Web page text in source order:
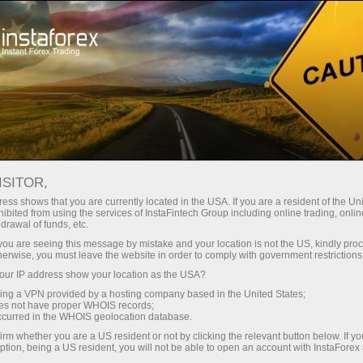
Ҳисоб-варағини тез очиш Савдо платформаси
Энди иш
учун
Инвесторлар учун Ҳамкорлар учун
новости
Пополнить счёт
shows that you are currently located in the USA. If you are a resident of the
from using the services of InstaFintech Group including online trading,
of funds, etc.
are seeing this message by mistake and your location is not the US, kindly
you must leave the website in order to comply with government
IP address show your location as the USA?
a VPN provided by a hosting company based in the United States;
not have proper WHOIS records;
in the WHOIS geolocation database.
whether you are a US resident or not by clicking the relevant button below. If
being a US resident, you will not be able to open an account with InstaForex